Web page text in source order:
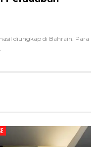
diungkap di Bahrain. Para